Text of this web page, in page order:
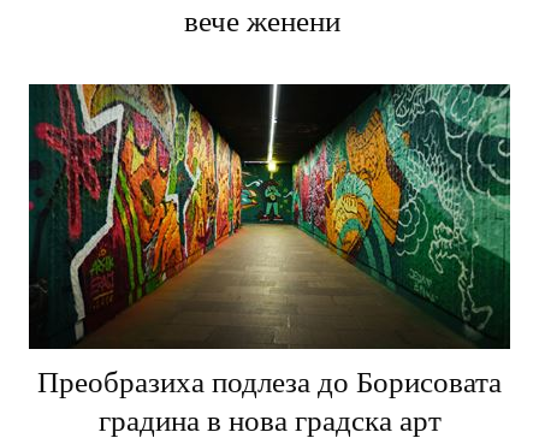
вече женени
Преобразиха подлеза до Борисовата
градина в нова градска арт